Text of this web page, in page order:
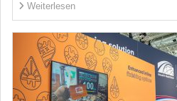
Weiterlesen